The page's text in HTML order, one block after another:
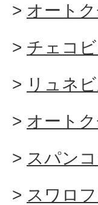
オート
チェコ
リュネ
オート
スパン
スワロ